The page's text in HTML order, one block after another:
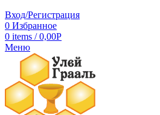
Вход/Регистрация
0 Избранное
0 items / 0,00Р
Меню